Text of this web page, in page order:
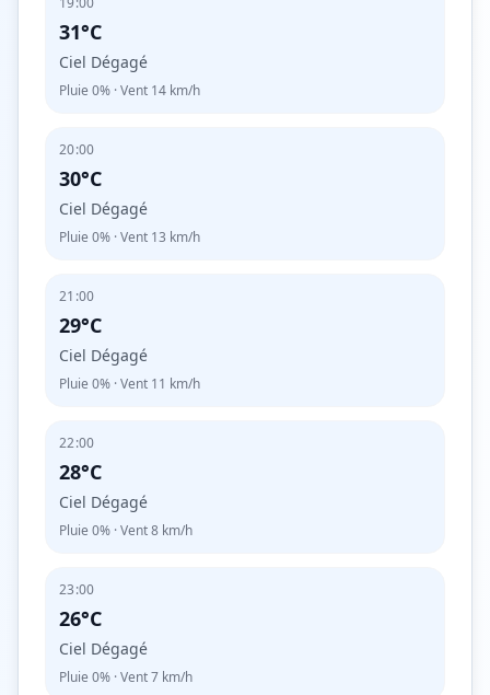
31°C
Ciel Dégagé
Pluie 0% · Vent 14 km/h
20:00
30°C
Ciel Dégagé
Pluie 0% · Vent 13 km/h
21:00
29°C
Ciel Dégagé
Pluie 0% · Vent 11 km/h
22:00
28°C
Ciel Dégagé
Pluie 0% · Vent8 km/h
23:00
26°C
Ciel Dégagé
Pluie 0% · Vent7 km/h